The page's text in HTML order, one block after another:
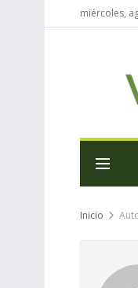
miércoles,
Inicio